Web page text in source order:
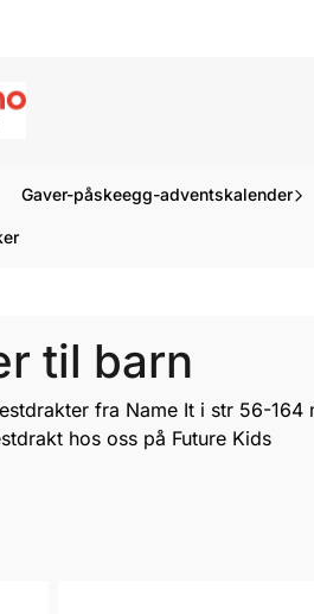
Gaver-påskeegg-adventskalender
til barn
fra Name Iti str 56-164
hos oss på Future Kids